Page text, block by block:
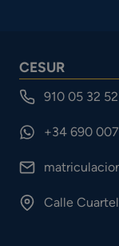
CESUR
910 05 32 52
+34 690
Calle